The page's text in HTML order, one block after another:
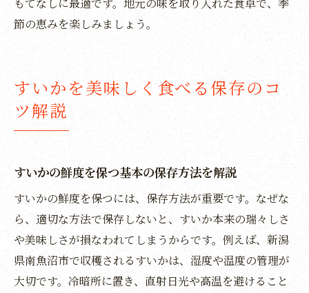
すいかで夏の思い出を作る楽しみ方提案
節の恵みを楽しみましょう。
すいかを美味しく食べる保存のコ
ツ解説
すいかの鮮度を保つ基本の保存方法を解説
すいかの鮮度を保つには、保存方法が重要です。なぜな
ら、適切な方法で保存しないと、すいか本来の瑞々しさ
や美味しさが損なわれてしまうからです。例えば、新潟
県南魚沼市で収穫されるすいかは、湿度や温度の管理が
大切です。冷暗所に置き、直射日光や高温を避けること